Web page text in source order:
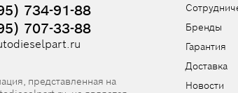
734-91-88
707-33-88
представленная на
Бренды
Гарантия
Доставка
Новости